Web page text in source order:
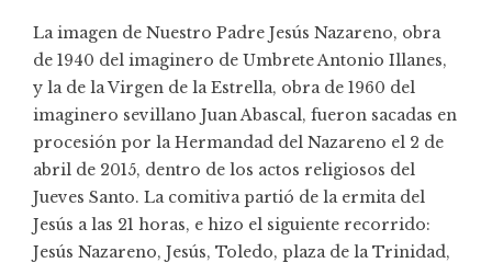
La imagen de Nuestro Padre Jesús Nazareno, obra
de 1940 del imaginero de Umbrete Antonio Illanes,
y la de la Virgen de la Estrella, obra de 1960 del
imaginero sevillano Juan Abascal, fueron sacadas en
procesión por la Hermandad del Nazareno el 2 de
abril de 2015, dentro de los actos religiosos del
Jueves Santo. La comitiva partió de la ermita del
Jesús a las 21 horas, e hizo el siguiente recorrido:
Jesús Nazareno, Jesús, Toledo, plaza de la Trinidad,